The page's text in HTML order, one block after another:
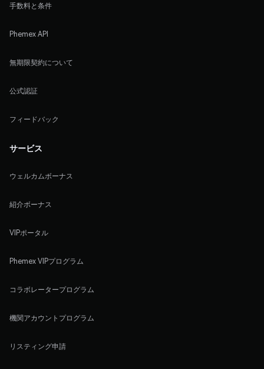
手数料と条件
Phemex API
無期限契約について
公式認証
フィードバック
サービス
ウェルカムボーナス
紹介ボーナス
VIPポータル
Phemex VIPプログラム
コラボレータープログラム
機関アカウントプログラム
リスティング申請